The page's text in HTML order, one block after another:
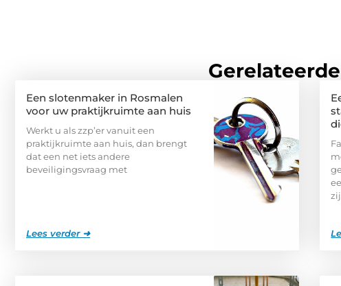
Een slotenmaker in Rosmalen
voor uw praktijkruimte aan huis
Werkt u als zzp’er vanuit een
praktijkruimte aan huis, dan brengt
dat een net iets andere
beveiligingsvraag met
Lees verder ➜